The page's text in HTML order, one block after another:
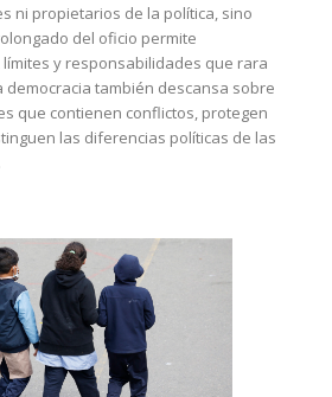
ni propietarios de la política, sino
del oficio permite
y responsabilidades que rara
democracia también descansa sobre
que contienen conflictos, protegen
las diferencias políticas de las